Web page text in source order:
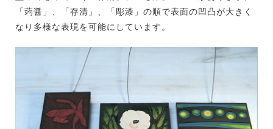
「蒟醤」、「存清」、「彫漆」の順で表面の凹凸が大きく
なり多様な表現を可能にしています。